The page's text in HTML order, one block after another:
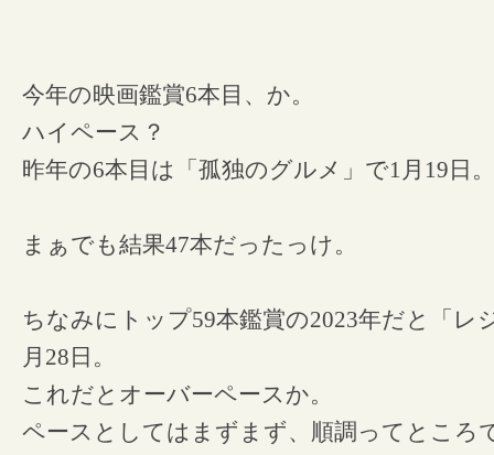
今年の映画鑑賞6本目、か。
ハイペース？
昨年の6本目は「孤独のグルメ」で1月19日
まぁでも結果47本だったっけ。
ちなみにトップ59本鑑賞の2023年だと「レ
月28日。
これだとオーバーペースか。
ペースとしてはまずまず、順調ってところ